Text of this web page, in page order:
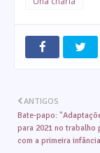
ANTIGOS
Bate-papo:
para 2021 no trabalho
com a primeira